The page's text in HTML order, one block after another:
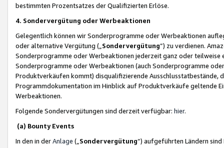
bestimmten Prozentsatzes der Qualifizierten Erlöse.
4. Sondervergütung oder Werbeaktionen
Gelegentlich können wir Sonderprogramme oder Werbeaktionen
oder alternative Vergütung („ Sondervergütung”) zu verdienen.
Sonderprogramme oder Werbeaktionen jederzeit ganz oder
Sonderprogramme oder Werbeaktionen (auch Sonderprogramme
Produktverkäufen kommt) disqualifizierende Ausschlusstatbestände,
Programmdokumentation im Hinblick auf Produktverkäufe geltende
Werbeaktionen.
Folgende Sondervergütungen sind derzeit verfügbar: hier.
(a) Bounty Events
In den in derAnlage („ Sondervergütung“) aufgeführten Ländern